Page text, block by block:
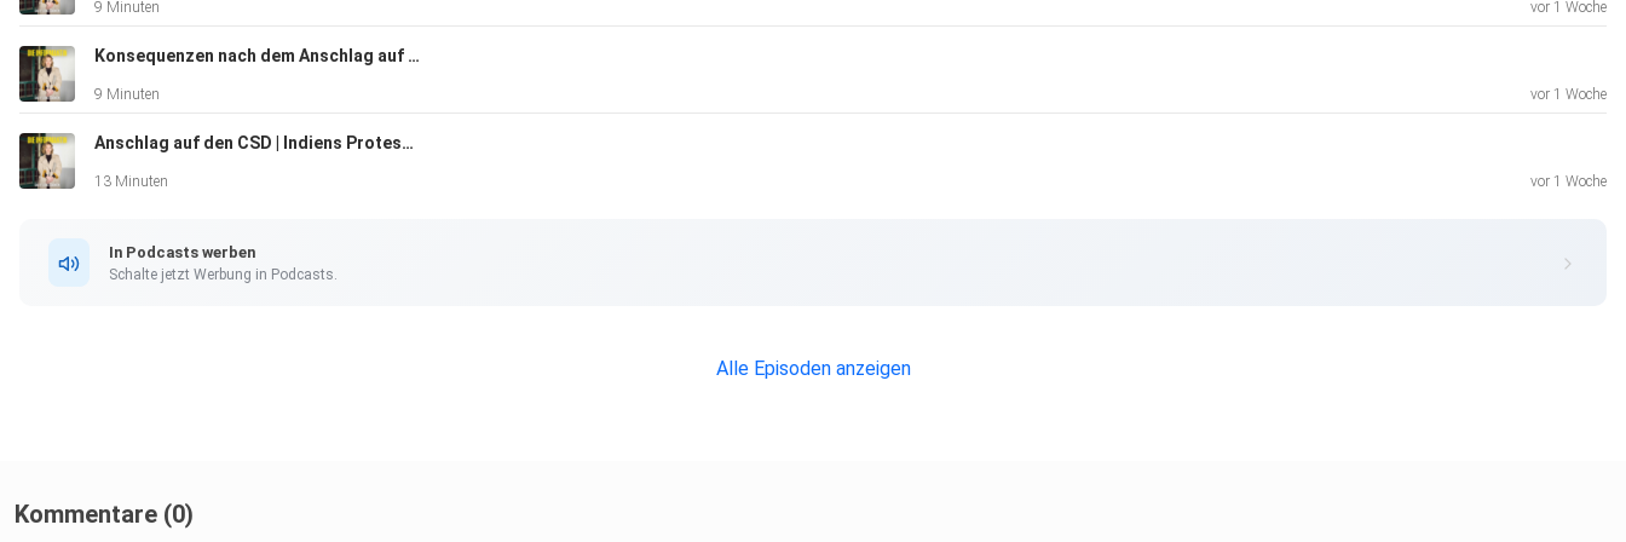
9 Minuten vor 1 Woche
Konsequenzen nach dem Anschlag auf dem CSD | US-Justizministerium reicht Eilantrag für Wahlrechtsänderungen ein
9 Minuten vor 1 Woche
Anschlag auf den CSD | Indiens Protestbewegung setzt sich durch | Merz baut Kabinett um
13 Minuten vor 1 Woche
In Podcasts werben
Schalte jetzt Werbung in Podcasts.
Alle Episoden anzeigen
Kommentare (0)